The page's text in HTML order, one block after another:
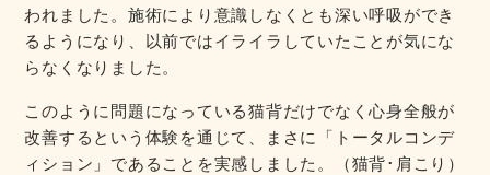
われました。施術により意識しなくとも深い呼吸ができ
るようになり、以前ではイライラしていたことが気にな
らなくなりました。
このように問題になっている猫背だけでなく心身全般が
改善するという体験を通じて、まさに「トータルコンデ
ィション」であることを実感しました。（猫背･肩こり）